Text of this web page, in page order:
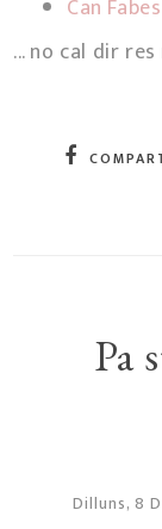
Can Fabes
... no cal dir res
Pa
Dilluns, 8